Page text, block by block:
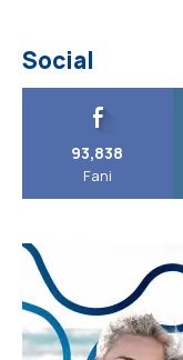
Social
93,838
Fani